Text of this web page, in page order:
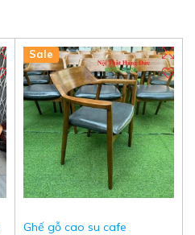
New
Sale
Ghế gỗ cao su cafe